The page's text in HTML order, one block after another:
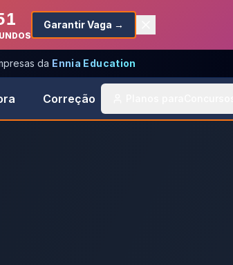
Garantir Vaga →
da Ennia Education
Correção